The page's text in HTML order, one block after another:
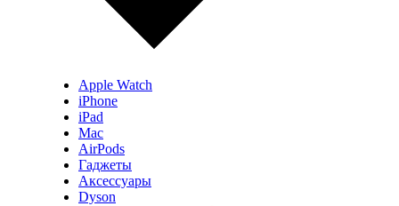
Apple Watch
iPhone
iPad
Mac
AirPods
Гаджеты
Аксессуары
Dyson